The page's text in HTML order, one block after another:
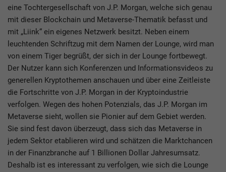
eine Tochtergesellschaft von J.P. Morgan, welche sich genau
mit dieser Blockchain und Metaverse-Thematik befasst und
mit „Liink“ ein eigenes Netzwerk besitzt. Neben einem
leuchtenden Schriftzug mit dem Namen der Lounge, wird man
von einem Tiger begrüßt, der sich in der Lounge fortbewegt.
Der Nutzer kann sich Konferenzen und Informationsvideos zu
generellen Kryptothemen anschauen und über eine Zeitleiste
die Fortschritte von J.P. Morgan in der Kryptoindustrie
verfolgen. Wegen des hohen Potenzials, das J.P. Morgan im
Metaverse sieht, wollen sie Pionier auf dem Gebiet werden.
Sie sind fest davon überzeugt, dass sich das Metaverse in
jedem Sektor etablieren wird und schätzen die Marktchancen
in der Finanzbranche auf 1 Billionen Dollar Jahresumsatz.
Deshalb ist es interessant zu verfolgen, wie sich die Lounge